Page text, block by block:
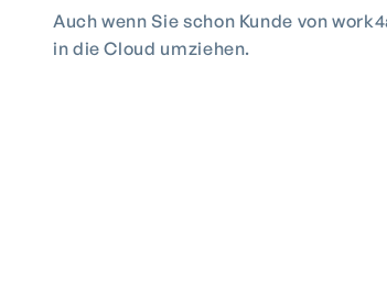
Auch wenn Sie schon Kunde von
in die Cloud umziehen.